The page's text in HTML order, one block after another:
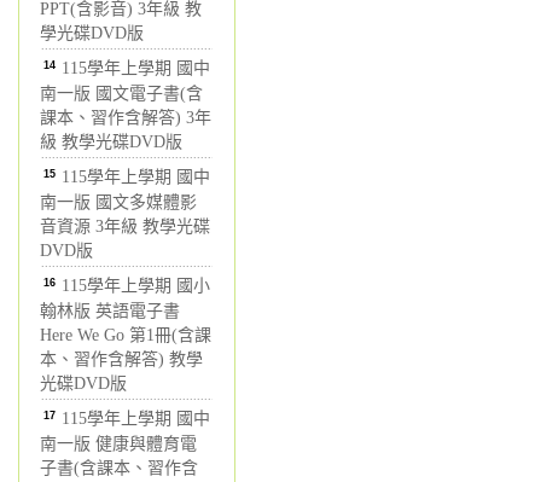
PPT(含影音) 3年級 教
學光碟DVD版
14 115學年上學期 國中
南一版 國文電子書(含
課本、習作含解答) 3年
級 教學光碟DVD版
15 115學年上學期 國中
南一版 國文多媒體影
音資源 3年級 教學光碟
DVD版
16 115學年上學期 國小
翰林版 英語電子書
Here We Go 第1冊(含課
本、習作含解答) 教學
光碟DVD版
17 115學年上學期 國中
南一版 健康與體育電
子書(含課本、習作含